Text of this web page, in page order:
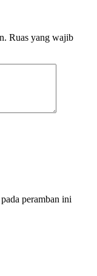
Ruas yang wajib
peramban ini